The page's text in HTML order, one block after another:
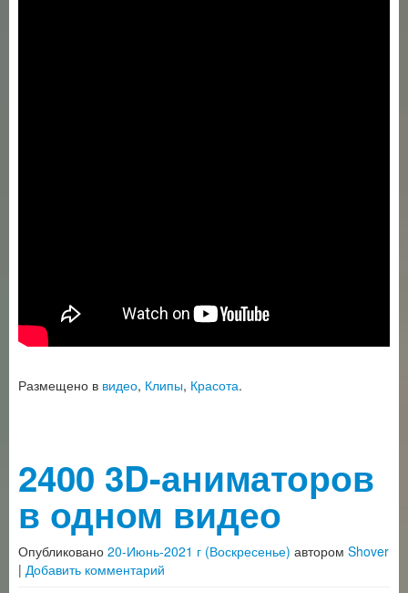
Размещено в видео, Клипы, Красота.
2400 3D-аниматоров
в одном видео
Опубликовано 20-Июнь-2021 г (Воскресенье) автором Shover
| Добавить комментарий